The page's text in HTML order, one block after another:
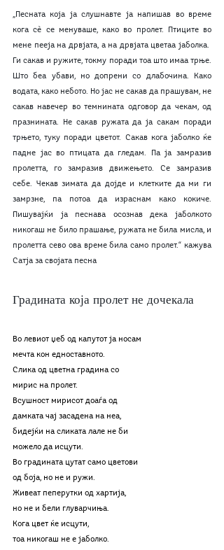
„Песната која ја слушнавте ја напишав во време
кога сè се менуваше, како во пролет. Птиците во
мене пееја на дрвјата, а на дрвјата цветаа јаболка.
Ги сакав и ружите, токму поради тоа што имаа трње.
Што беа убави, но допрени со длабочина. Како
водата, како небото. Но јас не сакав да прашувам, не
сакав навечер во темнината одговор да чекам, од
празнината. Не сакав ружата да ја сакам поради
трњето, туку поради цветот. Сакав кога јаболко ќе
падне јас во птицата да гледам. Па ја замразив
пролетта, го замразив движењето. Се замразив
себе. Чекав зимата да дојде и клетките да ми ги
замрзне, па потоа да израснам како кокиче.
Пишувајќи ја песнава осознав дека јаболкото
никогаш не било прашање, ружата не била мисла, и
пролетта сево ова време била само пролет.“ кажува
Сатја за својата песна
Градината која пролет не дочекала
Во левиот џеб од капутот ја носам
мечта кон едноставното.
Слика од цветна градина со
мирис на пролет.
Всушност мирисот доаѓа од
дамката чај засадена на неа,
бидејќи на сликата лале не би
можело да исцути.
Во градината цутат само цветови
од боја, но не и ружи.
Живеат пеперутки од хартија,
но не и бели глуварчиња.
Кога цвет ќе исцути,
тоа никогаш не е јаболко.